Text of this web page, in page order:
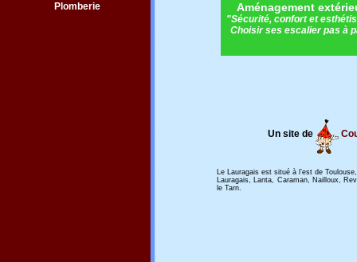
Aménagement
"Sécurité, confort et
Choisir ses escalier pas à
Un site de
Le Lauragais est situé à l’est de
Lauragais, Lanta, Caraman, Nailloux,
le Tarn.
Plomberie